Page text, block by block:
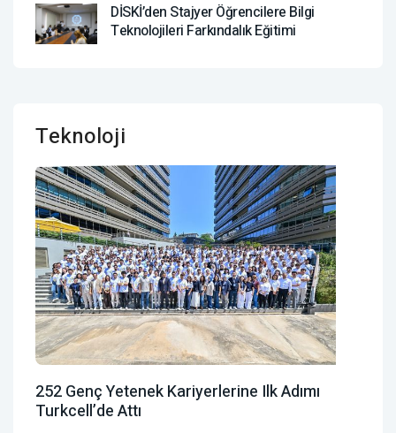
DİSKİ’den Stajyer Öğrencilere Bilgi
Teknolojileri Farkındalık Eğitimi
Teknoloji
252 Genç Yetenek Kariyerlerine Ilk Adımı
Turkcell’de Attı